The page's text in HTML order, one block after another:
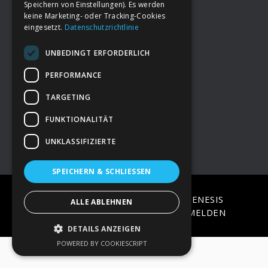
FooterDeine Spende
→ Impressum
→Kontakt zum PAO Team
COPYRIGHT © 2026 · ON
GENESIS
FRAMEWORK·WORDPRESS·ANMELDEN
Speichern von Einstellungen). Es werden
keine Marketing- oder Tracking-Cookies
eingesetzt. Datenschutzrichtlinie
UNBEDINGT ERFORDERLICH
PERFORMANCE
TARGETING
FUNKTIONALITÄT
UNKLASSIFIZIERTE
SPEICHERN & SCHLIESSEN
ALLE ABLEHNEN
DETAILS ANZEIGEN
POWERED BY COOKIESCRIPT